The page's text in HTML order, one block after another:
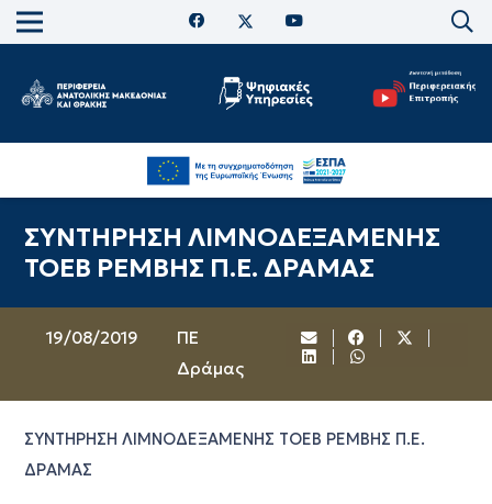
ΣΥΝΤΗΡΗΣΗ ΛΙΜΝΟΔΕΞΑΜΕΝΗΣ
ΤΟΕΒ ΡΕΜΒΗΣ Π.Ε. ΔΡΑΜΑΣ
19/08/2019
ΠΕ
Δράμας
ΣΥΝΤΗΡΗΣΗ ΛΙΜΝΟΔΕΞΑΜΕΝΗΣ ΤΟΕΒ ΡΕΜΒΗΣ Π.Ε.
ΔΡΑΜΑΣ